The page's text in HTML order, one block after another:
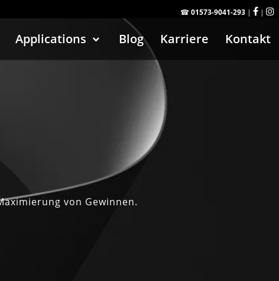
☎ 01573-9041-293 | |
Applications Blog Karriere Kontakt
von Gewinnen.